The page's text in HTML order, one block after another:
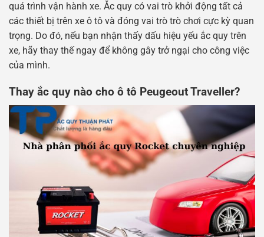
quá trình vận hành xe. Ắc quy có vai trò khởi động tất cả
các thiết bị trên xe ô tô và đóng vai trò trò chơi cực kỳ quan
trọng. Do đó, nếu bạn nhận thấy dấu hiệu yếu ắc quy trên
xe, hãy thay thế ngay để không gây trở ngại cho công việc
của mình.
Thay ắc quy nào cho ô tô Peugeout Traveller?